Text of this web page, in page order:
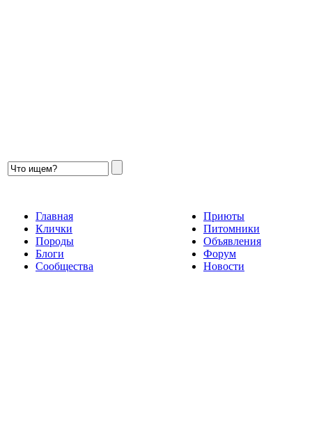
Главная
Клички
Породы
Блоги
Сообщества
Приюты
Питомники
Объявления
Форум
Новости